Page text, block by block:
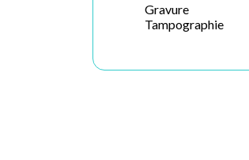
Gravure
Tampographie